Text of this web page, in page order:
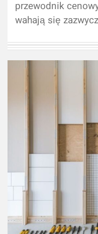
przewodnik
wahają się